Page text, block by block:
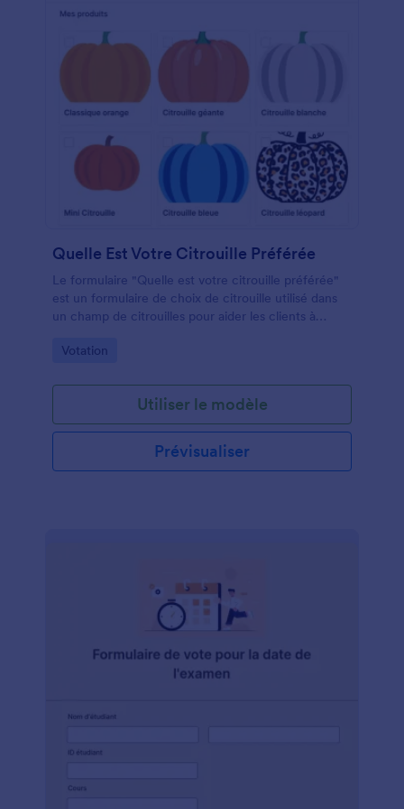
Quelle Est Votre Citrouille Préférée
Le formulaire "Quelle est votre citrouille préférée"
est un formulaire de choix de citrouille utilisé dans
un champ de citrouilles pour aider les clients à
Go to Category:
Votation
Utiliser le modèle
Prévisualiser